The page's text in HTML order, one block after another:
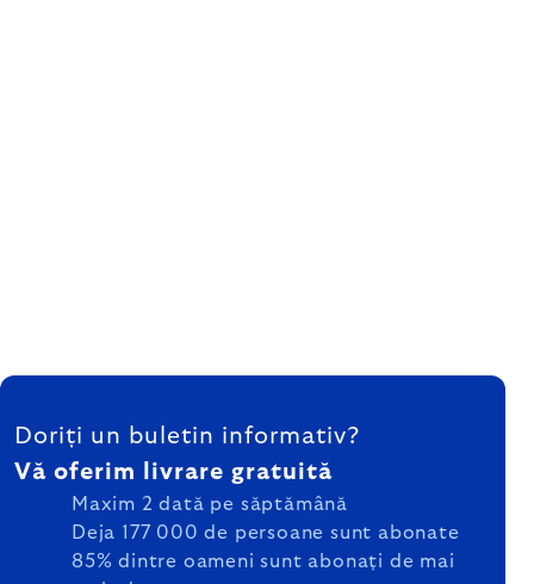
SUBSOL
Doriți un buletin informativ?
Vă oferim livrare gratuită
Maxim 2 dată pe săptămână
Deja 177 000 de persoane sunt abonate
85% dintre oameni sunt abonați de mai